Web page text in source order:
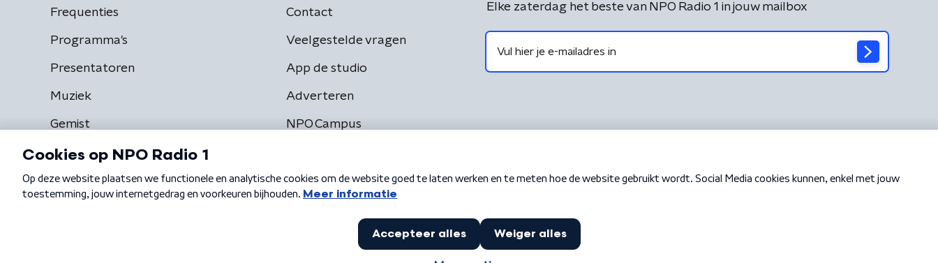
Frequenties
Programma's
Presentatoren
Muziek
Gemist
Contact
Veelgestelde vragen
App de studio
Adverteren
NPO Campus
Elke zaterdag het beste van NPO Radio 1 in jouw mailbox
Algemene voorwaarden Privacybeleid